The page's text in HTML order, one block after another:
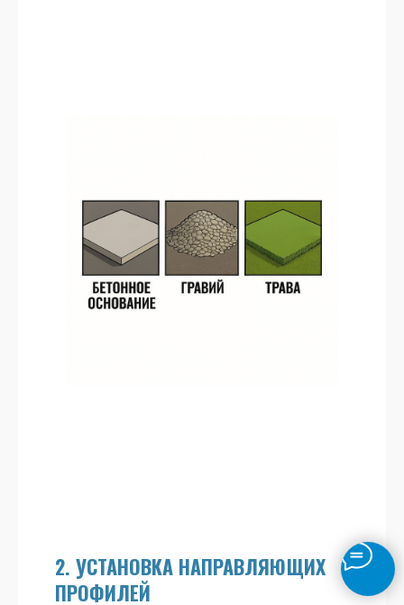
2. УСТАНОВКА НАПРАВЛЯЮЩИХ
ПРОФИЛЕЙ